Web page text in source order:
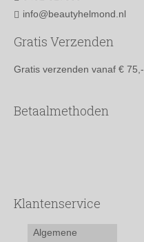
info@beautyhelmond.nl
Gratis Verzenden
Gratis verzenden vanaf € 75,-
Betaalmethoden
Klantenservice
Algemene